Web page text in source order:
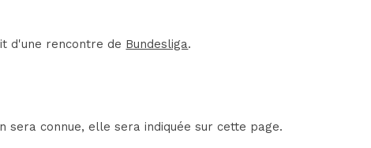
d'une rencontre de Bundesliga.
sera connue, elle sera indiquée sur cette page.